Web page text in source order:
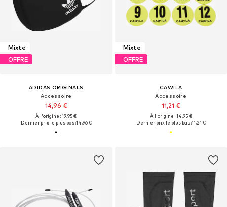
Mixte
OFFRE
ADIDAS ORIGINALS
Accessoire
14,96 €
À l'origine : 19,95 €
Dernier prix le plus bas :14,96 €
Mixte
OFFRE
CAWILA
Accessoire
11,21 €
À l'origine : 14,95 €
Dernier prix le plus bas :11,21 €